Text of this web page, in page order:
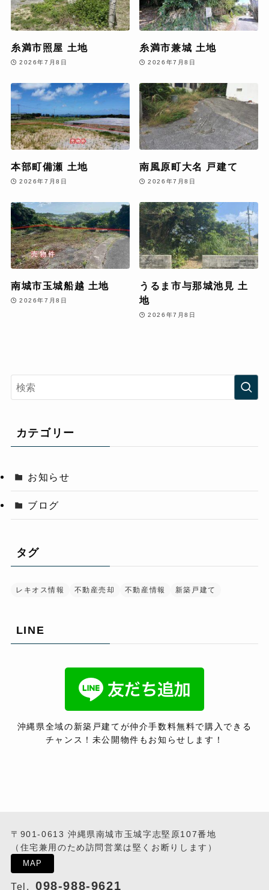
糸満市照屋 土地
2026年7月8日
糸満市兼城 土地
2026年7月8日
本部町備瀬 土地
2026年7月8日
南風原町大名 戸建て
2026年7月8日
南城市玉城船越 土地
2026年7月8日
うるま市与那城池見 土
地
2026年7月8日
カテゴリー
お知らせ
ブログ
タグ
レキオス情報 不動産売却 不動産情報 新築戸建て
LINE
沖縄県全域の新築戸建てが仲介手数料無料で購入できる
チャンス！未公開物件もお知らせします！
〒901-0613 沖縄県南城市玉城字志堅原107番地
（住宅兼用のため訪問営業は堅くお断りします）
MAP
Tel. 098-988-9621